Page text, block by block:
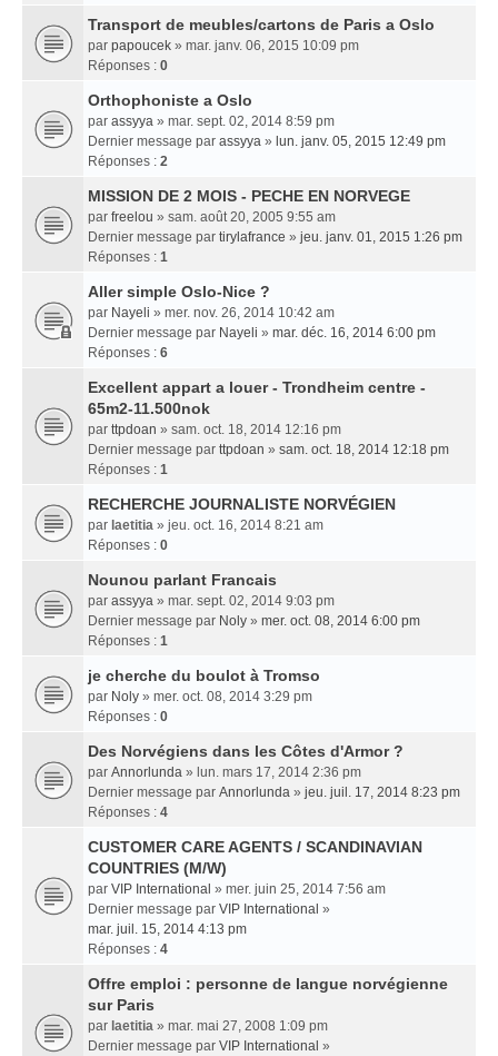
Transport de meubles/cartons de Paris a Oslo
par papoucek » mar. janv. 06, 2015 10:09 pm
Réponses : 0
Orthophoniste a Oslo
par assyya » mar. sept. 02, 2014 8:59 pm
Dernier message par assyya » lun. janv. 05, 2015 12:49 pm
Réponses : 2
MISSION DE 2 MOIS - PECHE EN NORVEGE
par freelou » sam. août 20, 2005 9:55 am
Dernier message par tirylafrance » jeu. janv. 01, 2015 1:26 pm
Réponses : 1
Aller simple Oslo-Nice ?
par Nayeli » mer. nov. 26, 2014 10:42 am
Dernier message par Nayeli » mar. déc. 16, 2014 6:00 pm
Réponses : 6
Excellent appart a louer - Trondheim centre -
65m2-11.500nok
par ttpdoan » sam. oct. 18, 2014 12:16 pm
Dernier message par ttpdoan » sam. oct. 18, 2014 12:18 pm
Réponses : 1
RECHERCHE JOURNALISTE NORVÉGIEN
par laetitia » jeu. oct. 16, 2014 8:21 am
Réponses : 0
Nounou parlant Francais
par assyya » mar. sept. 02, 2014 9:03 pm
Dernier message par Noly » mer. oct. 08, 2014 6:00 pm
Réponses : 1
je cherche du boulot à Tromso
par Noly » mer. oct. 08, 2014 3:29 pm
Réponses : 0
Des Norvégiens dans les Côtes d'Armor ?
par Annorlunda » lun. mars 17, 2014 2:36 pm
Dernier message par Annorlunda » jeu. juil. 17, 2014 8:23 pm
Réponses : 4
CUSTOMER CARE AGENTS / SCANDINAVIAN
COUNTRIES (M/W)
par VIP International » mer. juin 25, 2014 7:56 am
Dernier message par VIP International »
mar. juil. 15, 2014 4:13 pm
Réponses : 4
Offre emploi : personne de langue norvégienne
sur Paris
par laetitia » mar. mai 27, 2008 1:09 pm
Dernier message par VIP International »